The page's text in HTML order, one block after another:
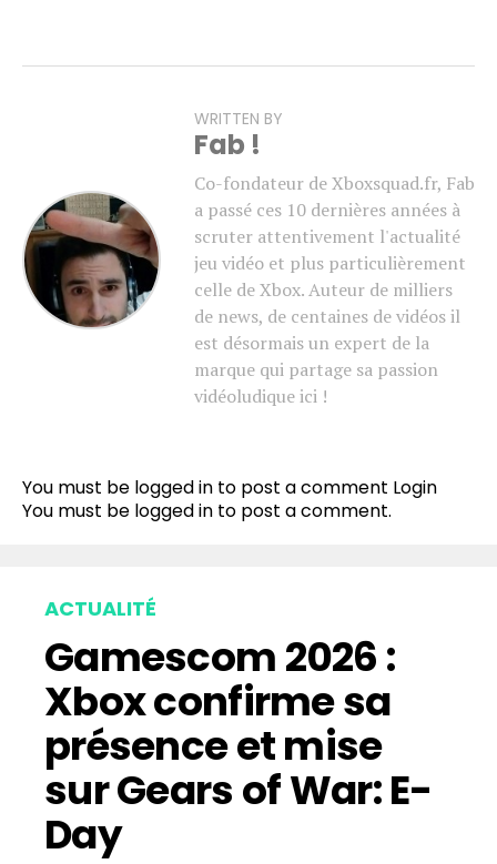
WRITTEN BY
Fab !
Co-fondateur de Xboxsquad.fr, Fab
a passé ces 10 dernières années à
scruter attentivement l'actualité
jeu vidéo et plus particulièrement
celle de Xbox. Auteur de milliers
de news, de centaines de vidéos il
est désormais un expert de la
marque qui partage sa passion
vidéoludique ici !
You must be logged in to post a comment Login
You must be logged in to post a comment.
ACTUALITÉ
Gamescom 2026 :
Xbox confirme sa
présence et mise
sur Gears of War: E-
Day